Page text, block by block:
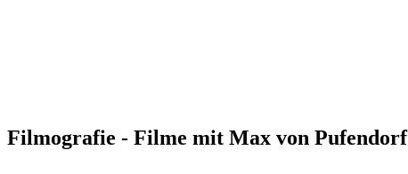
Filmografie - Filme mit Max von Pufendorf